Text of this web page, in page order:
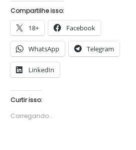
Compartilhe isso:
18+ Facebook
WhatsApp Telegram
LinkedIn
Curtir isso:
Carregando...